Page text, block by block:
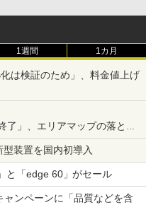
1週間 1カ月
は検証のため」、料金値上げ
了」、エリアマップの落とし
装置を国内初導入
と「edge 60」がセール
ンペーンに「品質などを含